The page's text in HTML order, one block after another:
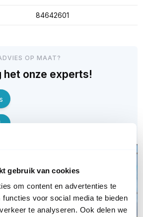
gebruik van cookies
om content en advertenties te
functies voor social media te bieden
te analyseren. Ook delen we
84642601
OP MAAT?
het onze experts!